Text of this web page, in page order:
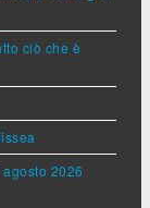
ciò che è
2026